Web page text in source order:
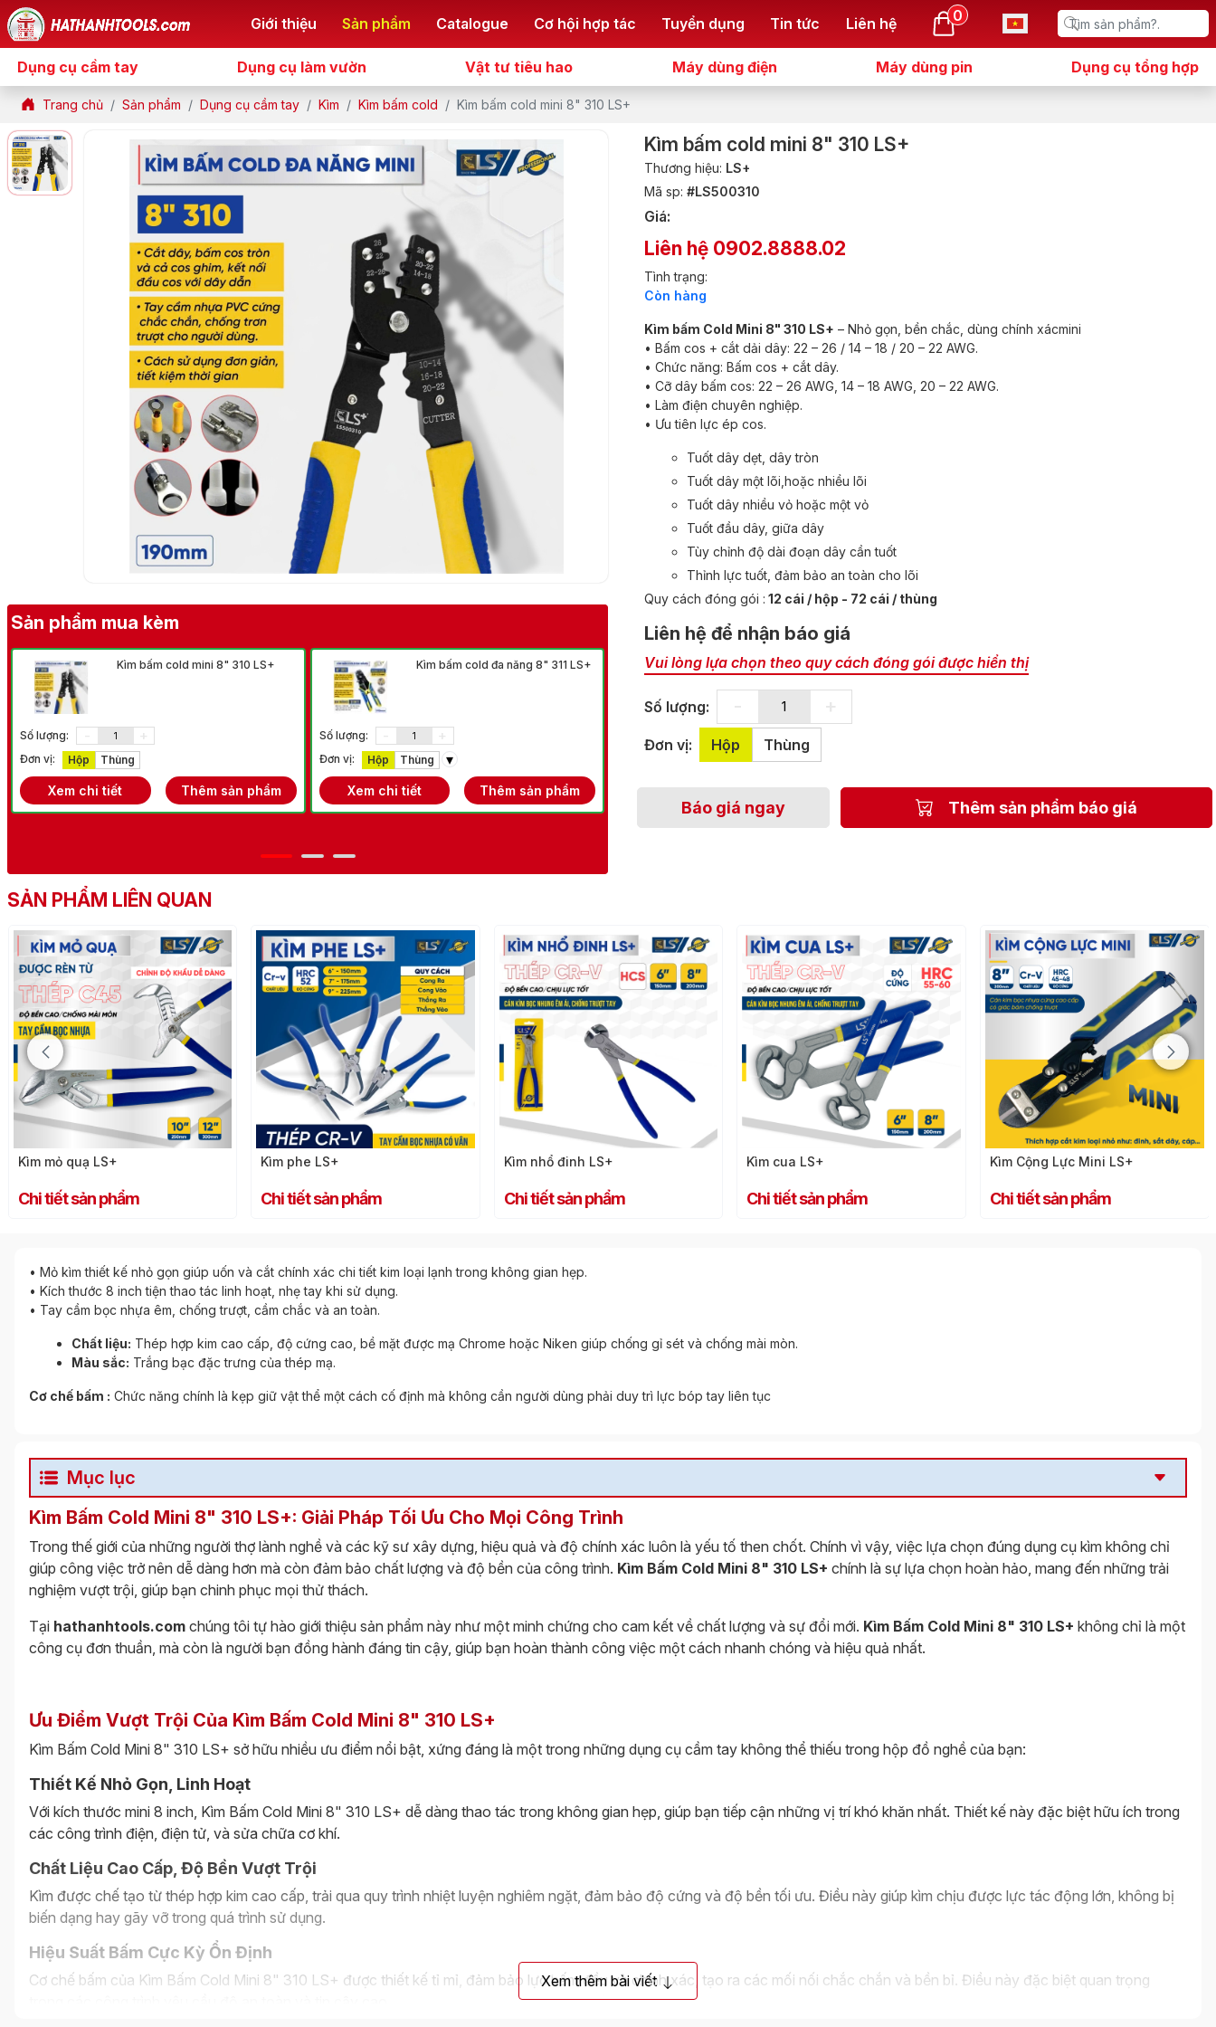
Giới thiệu Sản phẩm Catalogue Cơ hội hợp tác Tuyển dụng Tin tức Liên hệ 0
Dụng cụ cầm tay Dụng cụ làm vườn Vật tư tiêu hao Máy dùng điện Máy dùng pin Dụng cụ tổng hợp
Trang chủ Sản phẩm Dụng cụ cầm tay Kìm Kìm bấm cold Kìm bấm cold mini 8" 310 LS+
Sản phẩm mua kèm
Kìm bấm cold mini 8" 310 LS+
Số lượng:
Đơn vị: Hộp Thùng
Xem chi tiết Thêm sản phẩm
Kìm bấm cold đa năng 8" 311 LS+
Số lượng:
Đơn vị: Hộp Thùng ▾
Xem chi tiết Thêm sản phẩm
Kìm bấm chết xích LS+
-
20" - 500mm
Xem chi tiết Thêm sản phẩm
Kìm bấm chết bọc cao su 10" -
Xem chi tiết Thêm sản phẩm
Kìm bấm cold mini 8" 310 LS+
Thương hiệu: LS+
Mã sp: #LS500310
Giá:
Liên hệ 0902.8888.02
Tình trạng:
Còn hàng
Kìm bấm Cold Mini 8" 310 LS+ – Nhỏ gọn, bền chắc, dùng chính xácmini
• Bấm cos + cắt dải dây: 22 – 26 / 14 – 18 / 20 – 22 AWG.
• Chức năng: Bấm cos + cắt dây.
• Cỡ dây bấm cos: 22 – 26 AWG, 14 – 18 AWG, 20 – 22 AWG.
• Làm điện chuyên nghiệp.
• Ưu tiên lực ép cos.
Tuốt dây dẹt, dây tròn
Tuốt dây một lõi,hoặc nhiều lõi
Tuốt dây nhiều vỏ hoặc một vỏ
Tuốt đầu dây, giữa dây
Tùy chỉnh độ dài đoạn dây cần tuốt
Thỉnh lực tuốt, đảm bảo an toàn cho lõi
Quy cách đóng gói : 12 cái / hộp - 72 cái / thùng
Liên hệ để nhận báo giá
Vui lòng lựa chọn theo quy cách đóng gói được hiển thị
Số lượng:
Đơn vị: Hộp Thùng
Báo giá ngay Thêm sản phẩm báo giá
SẢN PHẨM LIÊN QUAN
Kìm phe LS+
Chi tiết sản phẩm
Kìm nhổ đinh LS+
Chi tiết sản phẩm
Kìm cua LS+
Chi tiết sản phẩm
Kìm Cộng Lực Mini LS+
Chi tiết sản phẩm
Kìm cắt CR-V 4.5" – 11cm LS+
Chi tiết sản phẩm
• Mỏ kìm thiết kế nhỏ gọn giúp uốn và cắt chính xác chi tiết kim loại lạnh trong không gian hẹp.
• Kích thước 8 inch tiện thao tác linh hoạt, nhẹ tay khi sử dụng.
• Tay cầm bọc nhựa êm, chống trượt, cầm chắc và an toàn.
Chất liệu: Thép hợp kim cao cấp, độ cứng cao, bề mặt được mạ Chrome hoặc Niken giúp chống gỉ sét và chống mài mòn.
Màu sắc: Trắng bạc đặc trưng của thép mạ.
Cơ chế bấm : Chức năng chính là kẹp giữ vật thể một cách cố định mà không cần người dùng phải duy trì lực bóp tay liên tục
Mục lục
Kìm Bấm Cold Mini 8" 310 LS+: Giải Pháp Tối Ưu Cho Mọi Công Trình
Trong thế giới của những người thợ lành nghề và các kỹ sư xây dựng, hiệu quả và độ chính xác luôn là yếu tố then chốt. Chính vì vậy, việc lựa chọn đúng dụng cụ kìm không chỉ
giúp công việc trở nên dễ dàng hơn mà còn đảm bảo chất lượng và độ bền của công trình. Kìm Bấm Cold Mini 8" 310 LS+ chính là sự lựa chọn hoàn hảo, mang đến những trải
nghiệm vượt trội, giúp bạn chinh phục mọi thử thách.
Tại hathanhtools.com chúng tôi tự hào giới thiệu sản phẩm này như một minh chứng cho cam kết về chất lượng và sự đổi mới. Kìm Bấm Cold Mini 8" 310 LS+ không chỉ là một
công cụ đơn thuần, mà còn là người bạn đồng hành đáng tin cậy, giúp bạn hoàn thành công việc một cách nhanh chóng và hiệu quả nhất.
Ưu Điểm Vượt Trội Của Kìm Bấm Cold Mini 8" 310 LS+
Kìm Bấm Cold Mini 8" 310 LS+ sở hữu nhiều ưu điểm nổi bật, xứng đáng là một trong những dụng cụ cầm tay không thể thiếu trong hộp đồ nghề của bạn:
Thiết Kế Nhỏ Gọn, Linh Hoạt
Với kích thước mini 8 inch, Kìm Bấm Cold Mini 8" 310 LS+ dễ dàng thao tác trong không gian hẹp, giúp bạn tiếp cận những vị trí khó khăn nhất. Thiết kế này đặc biệt hữu ích trong
các công trình điện, điện tử, và sửa chữa cơ khí.
Chất Liệu Cao Cấp, Độ Bền Vượt Trội
Kìm được chế tạo từ thép hợp kim cao cấp, trải qua quy trình nhiệt luyện nghiêm ngặt, đảm bảo độ cứng và độ bền tối ưu. Điều này giúp kìm chịu được lực tác động lớn, không bị
biến dạng hay gãy vỡ trong quá trình sử dụng.
Hiệu Suất Bấm Cực Kỳ Ổn Định
Cơ chế bấm của Kìm Bấm Cold Mini 8" 310 LS+ được thiết kế tỉ mỉ, đảm bảo lực bấm đều và chính xác, tạo ra các mối nối chắc chắn và bền bỉ. Điều này đặc biệt quan trọng
Xem thêm bài viết